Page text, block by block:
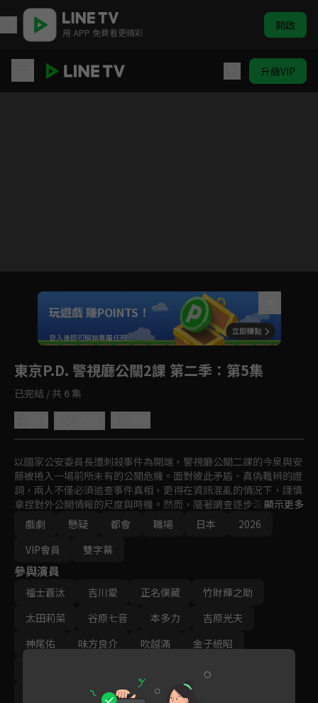
用 APP 免費看更精彩 開啟
升級VIP
Unmute
如有不便請見諒
玩遊戲 賺POINTS！
登入後即可解鎖專屬任務
東京P.D. 警視廳公關2課 第二季 ：第5集
已完結 / 共 6 集
以國家公安委員長遭刺殺事件為開端，警視廳公關二課的今泉與安
藤被捲入一場前所未有的公關危機。面對彼此矛盾、真偽難辨的證
詞，兩人不僅必須追查事件真相，更得在資訊混亂的情況下，謹慎
拿捏對外公開情報的尺度與時機。然而，隨著調查逐步深入，案件
的輪廓卻朝著所有人意想不到的方向發展……。
顯示更多
戲劇
懸疑 都會 職場 日本
2026
VIP會員
雙字幕
參與演員
福士蒼汰 吉川愛 正名僕藏
竹財輝之助
太田莉菜
谷原七音 本多力
吉原光夫
神尾佑
味方良介 吹越滿
金子統昭
導演｜植田泰史
導演｜佐佐木豪
導演｜本間利幸